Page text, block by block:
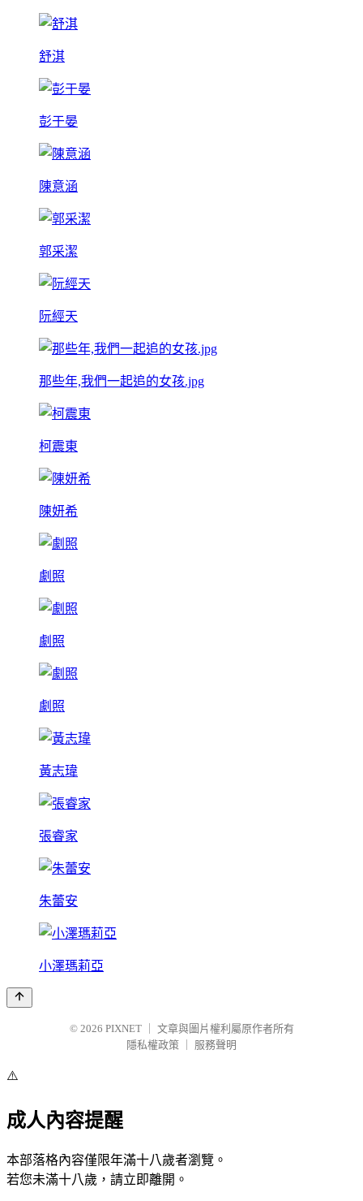
舒淇
彭于晏
陳意涵
郭采潔
阮經天
那些年,我們一起追的女孩.jpg
柯震東
陳妍希
劇照
劇照
劇照
黃志瑋
張睿家
朱蕾安
小澤瑪莉亞
© 2026 PIXNET
文章與圖片權利屬原作者所有
隱私權政策
服務聲明
⚠️
成人內容提醒
本部落格內容僅限年滿十八歲者瀏覽。
若您未滿十八歲，請立即離開。